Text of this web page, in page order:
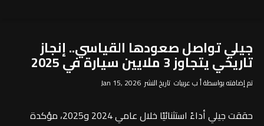
جيلي تواصل صعودها القياسي.. إنجاز
تاريخي يتجاوز 3 ملايين سيارة في 2025
تم إضافته بواسطة أ ب عربيات تاريخ النشر Jan 15, 2026
حققت جيلي أداءً استثنائيًا خلال عامي 2024 و2025، مؤكدة